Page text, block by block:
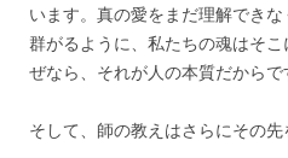
います。真の愛をまだ理解でき
群がるように、私たちの魂はそ
ぜなら、それが人の本質だからで
そして、師の教えはさらにその先